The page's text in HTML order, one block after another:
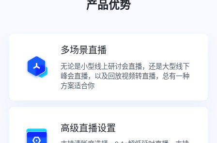
产品优势
多场景直播
无论是小型线上研讨会直播，还是大型线下
峰会直播，以及回放视频转直播，总有一种
方案适合你
高级直播设置